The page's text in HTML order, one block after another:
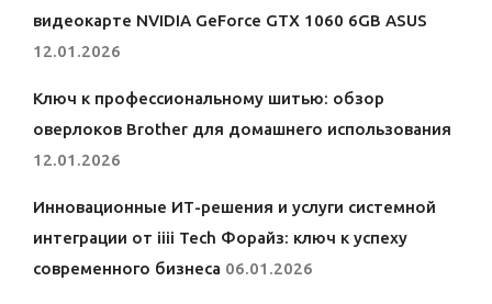
видеокарте NVIDIA GeForce GTX 1060 6GB ASUS
12.01.2026
Ключ к профессиональному шитью: обзор
оверлоков Brother для домашнего использования
12.01.2026
Инновационные ИТ-решения и услуги системной
интеграции от iiii Tech Форайз: ключ к успеху
современного бизнеса 06.01.2026